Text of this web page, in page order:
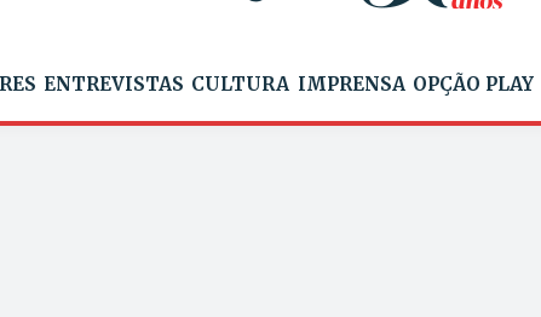
ENTREVISTAS CULTURA IMPRENSA OPÇÃO PLAY